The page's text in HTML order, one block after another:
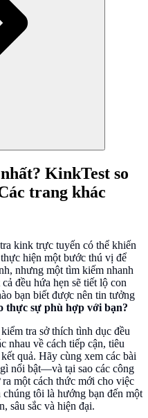
KinkTest so
trang khác
kink trực tuyến có thể khiến
hiện một bước thú vị để
nhưng một tìm kiếm nhanh
đều hứa hẹn sẽ tiết lộ con
bạn biết được nên tin tưởng
thực sự phù hợp với bạn?
tra sở thích tình dục đều
nhau về cách tiếp cận, tiêu
quả. Hãy cùng xem các bài
nổi bật—và tại sao các công
một cách thức mới cho việc
tôi là hướng bạn đến một
sâu sắc và hiện đại.